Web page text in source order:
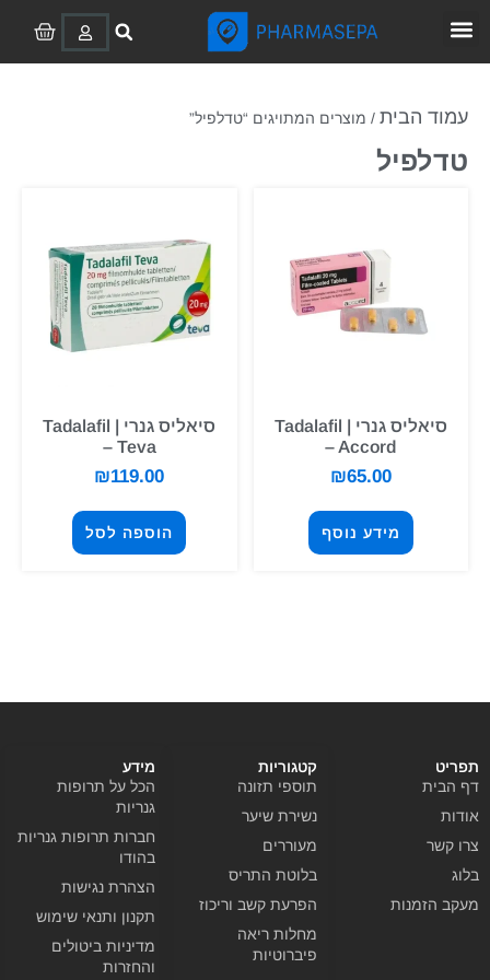
עמוד הבית / מוצרים המתויגים “טדלפיל”
טדלפיל
סיאליס גנרי | Tadalafil
– Accord
₪65.00
מידע נוסף
סיאליס גנרי | Tadalafil
– Teva
₪119.00
הוספה לסל
תפריט
דף הבית
אודות
צרו קשר
בלוג
מעקב הזמנות
קטגוריות
תוספי תזונה
נשירת שיער
מעוררים
בלוטת התריס
הפרעת קשב וריכוז
מחלות ריאה
פיברוטיות
מידע
הכל על תרופות
גנריות
חברות תרופות גנריות
בהודו
הצהרת נגישות
תקנון ותנאי שימוש
מדיניות ביטולים
והחזרות